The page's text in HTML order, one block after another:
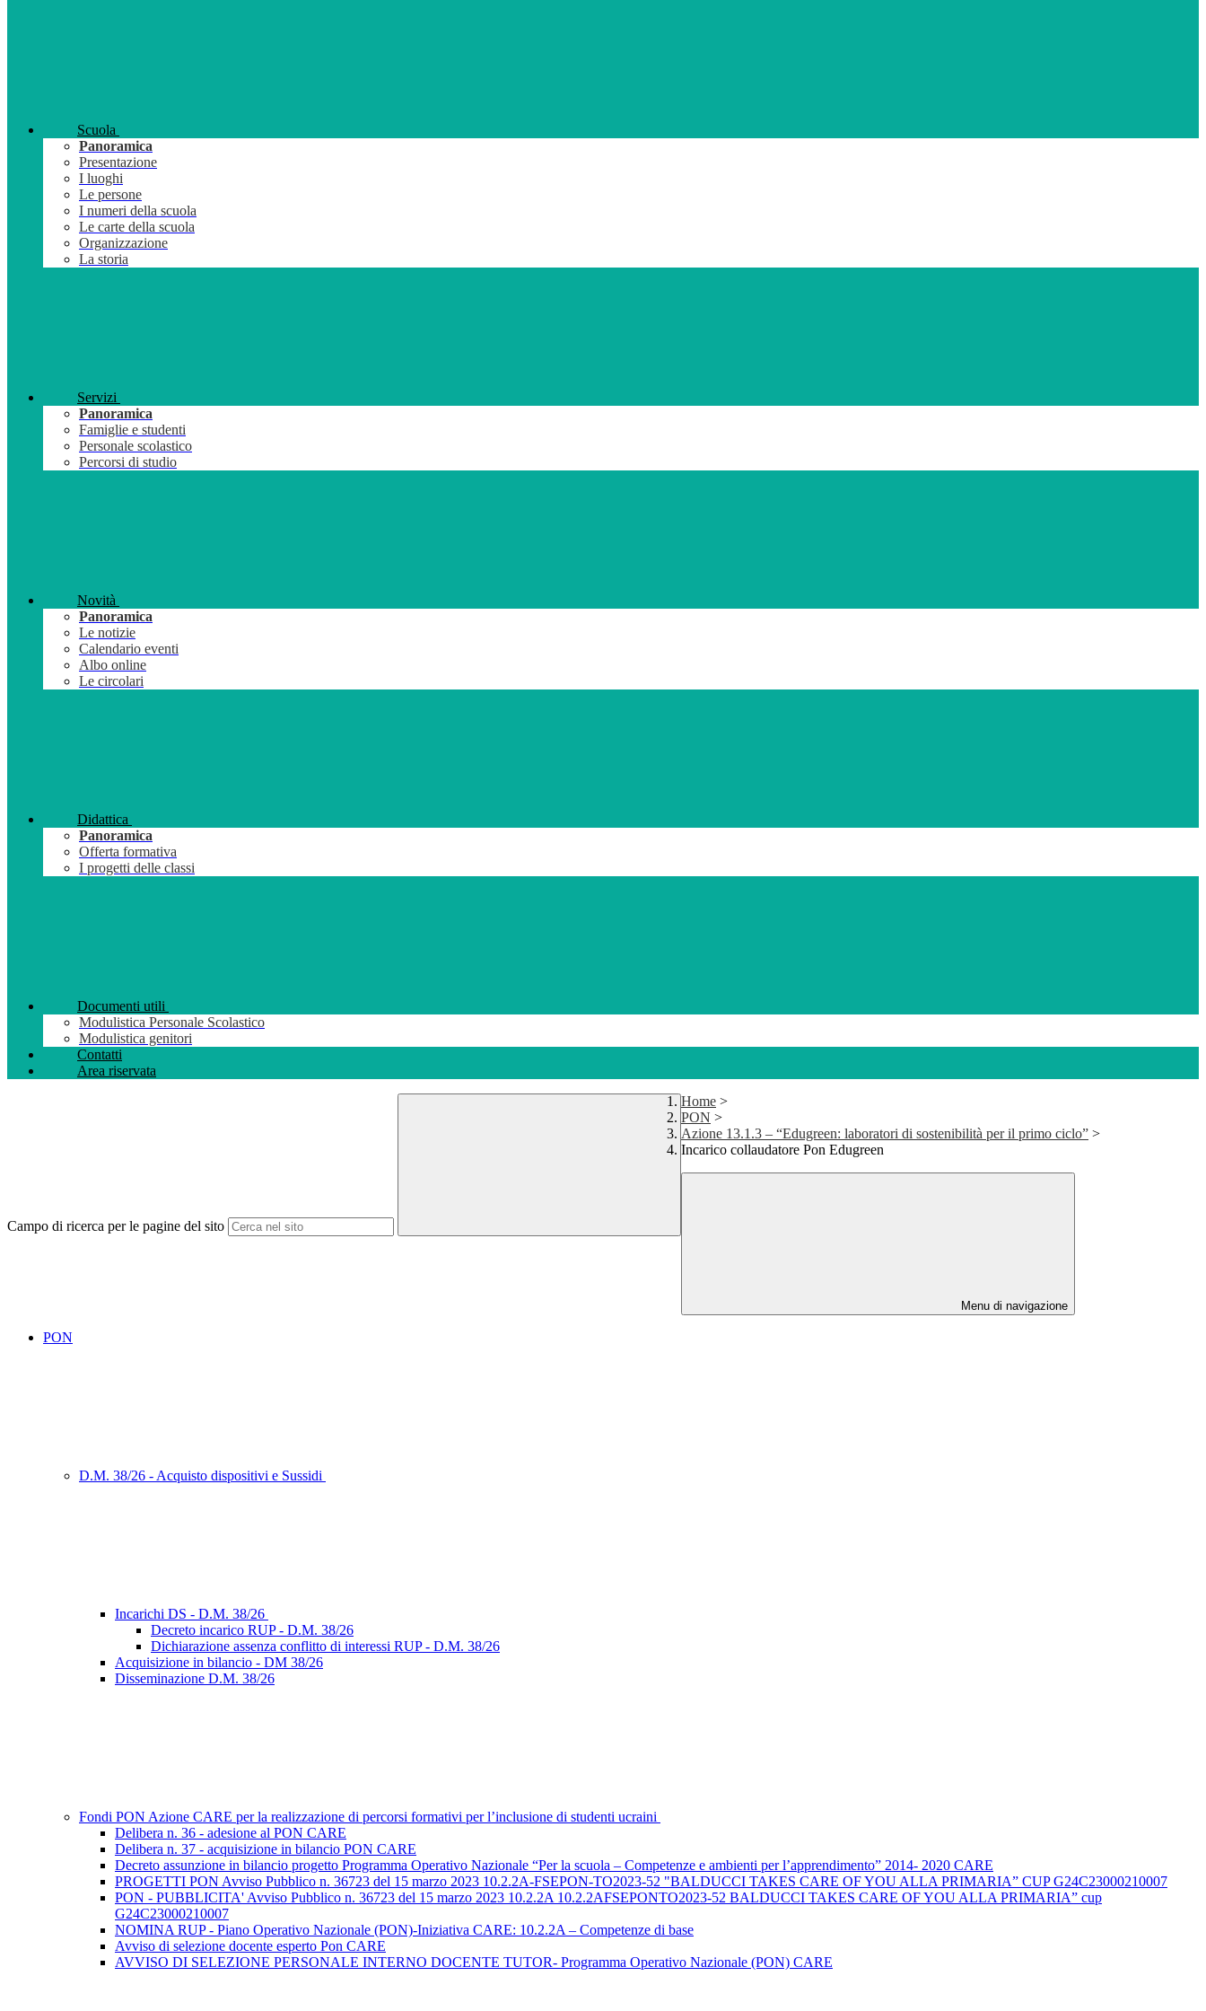
Scuola
Panoramica
Presentazione
I luoghi
Le persone
I numeri della scuola
Le carte della scuola
Organizzazione
La storia
Servizi
Panoramica
Famiglie e studenti
Personale scolastico
Percorsi di studio
Novità
Panoramica
Le notizie
Calendario eventi
Albo online
Le circolari
Didattica
Panoramica
Offerta formativa
I progetti delle classi
Documenti utili
Modulistica Personale Scolastico
Modulistica genitori
Contatti
Area riservata
Campo di ricerca per le pagine del sito
Home >
PON >
Azione 13.1.3 – “Edugreen: laboratori di sostenibilità per il primo ciclo” >
Incarico collaudatore Pon Edugreen
Menu di navigazione
PON
D.M. 38/26 - Acquisto dispositivi e Sussidi
Incarichi DS - D.M. 38/26
Decreto incarico RUP - D.M. 38/26
Dichiarazione assenza conflitto di interessi RUP - D.M. 38/26
Acquisizione in bilancio - DM 38/26
Disseminazione D.M. 38/26
Fondi PON Azione CARE per la realizzazione di percorsi formativi per l’inclusione di studenti ucraini
Delibera n. 36 - adesione al PON CARE
Delibera n. 37 - acquisizione in bilancio PON CARE
Decreto assunzione in bilancio progetto Programma Operativo Nazionale “Per la scuola – Competenze e ambienti per l’apprendimento” 2014- 2020 CARE
PROGETTI PON Avviso Pubblico n. 36723 del 15 marzo 2023 10.2.2A-FSEPON-TO2023-52 "BALDUCCI TAKES CARE OF YOU ALLA PRIMARIA” CUP G24C23000210007
PON - PUBBLICITA' Avviso Pubblico n. 36723 del 15 marzo 2023 10.2.2A 10.2.2AFSEPONTO2023-52 BALDUCCI TAKES CARE OF YOU ALLA PRIMARIA” cup
G24C23000210007
NOMINA RUP - Piano Operativo Nazionale (PON)-Iniziativa CARE: 10.2.2A – Competenze di base
Avviso di selezione docente esperto Pon CARE
AVVISO DI SELEZIONE PERSONALE INTERNO DOCENTE TUTOR- Programma Operativo Nazionale (PON) CARE